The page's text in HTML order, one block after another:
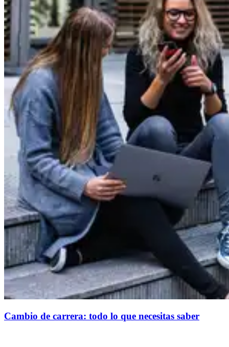
Cambio de carrera: todo lo que necesitas saber